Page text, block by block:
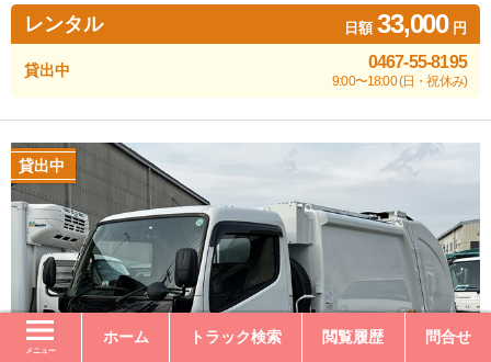
メニュー
ホーム トラック検索 閲覧履歴 問合せ
レンタル 日額33,000円
貸出中 0467-55-8195
9:00〜18:00 (日・祝休み)
貸出中